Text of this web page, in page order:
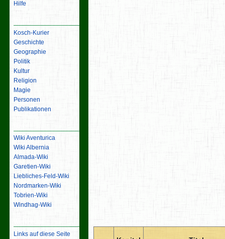
Hilfe
Kosch-Kurier
Geschichte
Geographie
Politik
Kultur
Religion
Magie
Personen
Publikationen
Wiki Aventurica
Wiki Albernia
Almada-Wiki
Garetien-Wiki
Liebliches-Feld-Wiki
Nordmarken-Wiki
Tobrien-Wiki
Windhag-Wiki
Links auf diese Seite